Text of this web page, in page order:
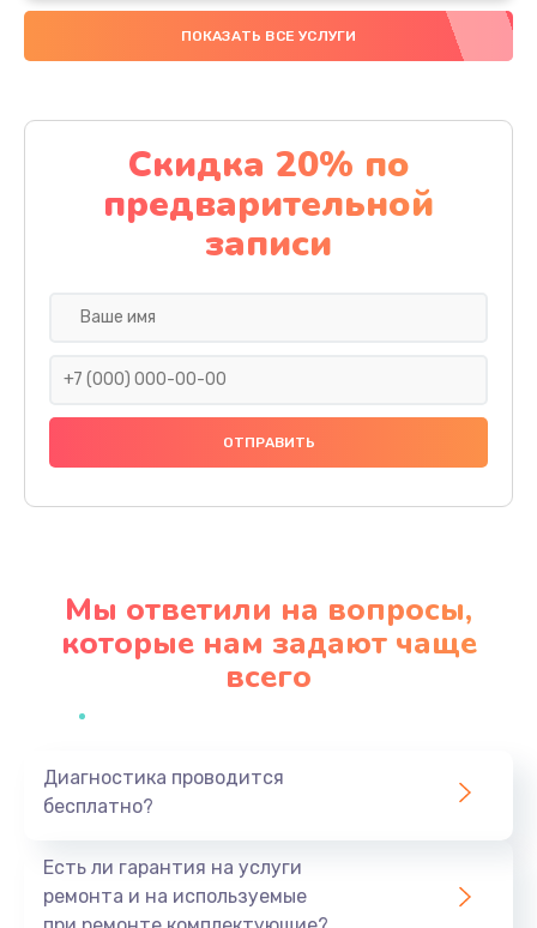
Ремонт или замена панели управления
5000 руб.
Ремонт или замена платы управления
5000 руб.
Заказать
Замена капучинатора
1200 руб.
Заказать
Замена жерновов
Чистка от кофейных масел
Заказать
ПОКАЗАТЬ ВСЕ УСЛУГИ
Скидка 20% по
предварительной
записи
Мы ответили на вопросы,
которые нам задают чаще
всего
Диагностика проводится
бесплатно?
Есть ли гарантия на услуги
ремонта и на используемые